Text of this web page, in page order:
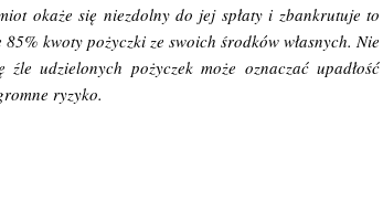
okaże się niezdolny do jej spłaty i zbankrutuje to
kwoty pożyczki ze swoich środków własnych. Nie
udzielonych pożyczek może oznaczać upadłość
ryzyko.